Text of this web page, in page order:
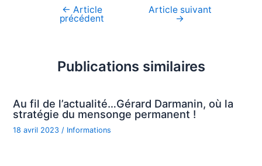
Navigation
← Article
précédent
Article suivant
→
Publications similaires
Au fil de l’actualité…Gérard Darmanin, où la
stratégie du mensonge permanent !
18 avril 2023/ Informations